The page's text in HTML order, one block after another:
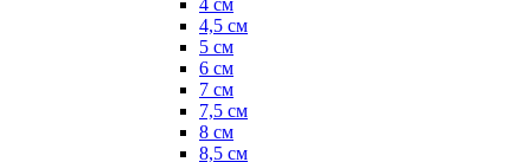
4 см
4,5 см
5 см
6 см
7 см
7,5 см
8 см
8,5 см